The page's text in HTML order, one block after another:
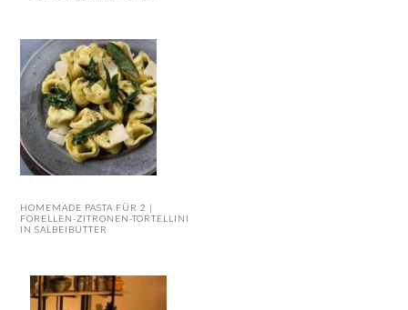
HOMEMADE PASTA FÜR 2 |
FORELLEN-ZITRONEN-TORTELLINI
IN SALBEIBUTTER